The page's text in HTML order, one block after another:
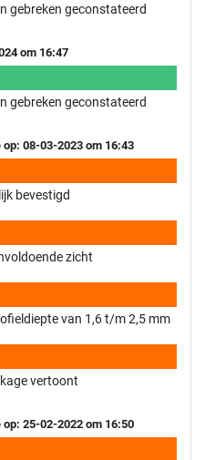
gebreken geconstateerd
om 16:47
gebreken geconstateerd
08-03-2023 om 16:43
bevestigd
zicht
van 1,6 t/m 2,5 mm
vertoont
25-02-2022 om 16:50